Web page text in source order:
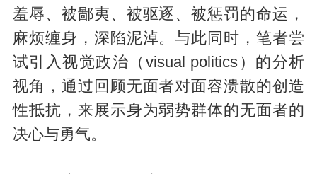
羞辱、被鄙夷、被驱逐、被惩罚的命运，
麻烦缠身，深陷泥淖。与此同时，笔者尝
试引入视觉政治（visual politics）的分析
视角，通过回顾无面者对面容溃散的创造
性抵抗，来展示身为弱势群体的无面者的
决心与勇气。